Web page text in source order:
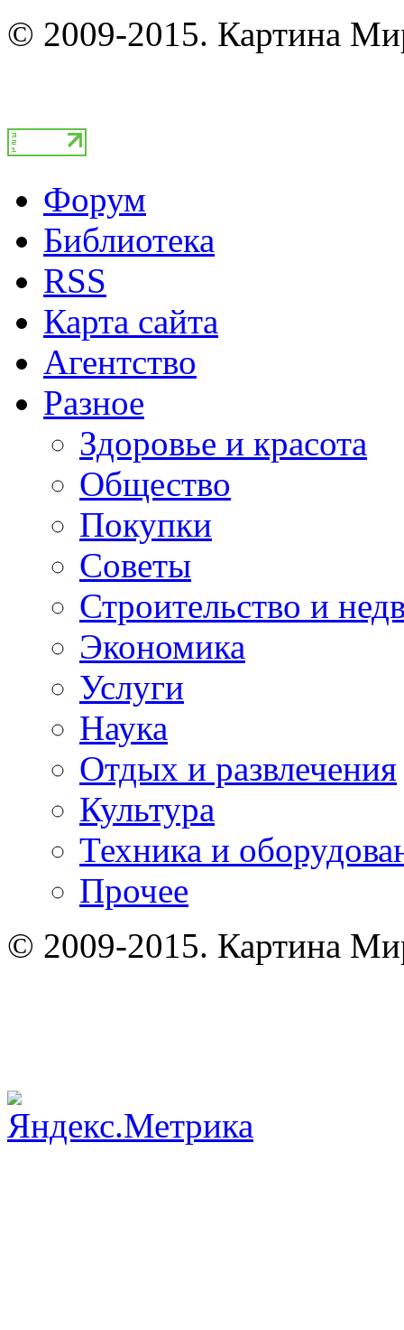
© 2009-2015. Картина
Форум
Библиотека
RSS
Карта сайта
Агентство
Разное
Здоровье и красота
Общество
Покупки
Советы
Строительство и
Экономика
Услуги
Наука
Отдых и развлечения
Культура
Техника и
Прочее
© 2009-2015. Картина